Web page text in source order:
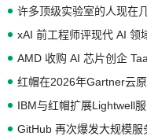
许多顶级实验室的人现在
xAI 前工程师评现代 AI 领
红帽在2026年Gartner云
GitHub 再次爆发大规模服